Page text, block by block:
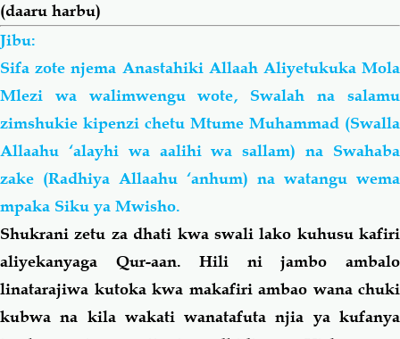
Akhlaaq-Aadaab
Familia-Jamii Maswali-Majibu
Chemsha Bongo Vitabu
Mapishi
(daaru harbu)
Jibu:
Sifa zote njema Anastahiki Allaah Aliyetukuka Mola
Mlezi wa walimwengu wote, Swalah na salamu
zimshukie kipenzi chetu Mtume Muhammad (Swalla
Allaahu ‘alayhi wa aalihi wa sallam) na Swahaba
zake (Radhiya Allaahu ‘anhum) na watangu wema
mpaka Siku ya Mwisho.
Shukrani zetu za dhati kwa swali lako kuhusu kafiri
aliyekanyaga Qur-aan. Hili ni jambo ambalo
linatarajiwa kutoka kwa makafiri ambao wana chuki
kubwa na kila wakati wanatafuta njia ya kufanya